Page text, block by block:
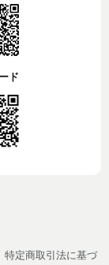
ド
特定商取引法に基づ